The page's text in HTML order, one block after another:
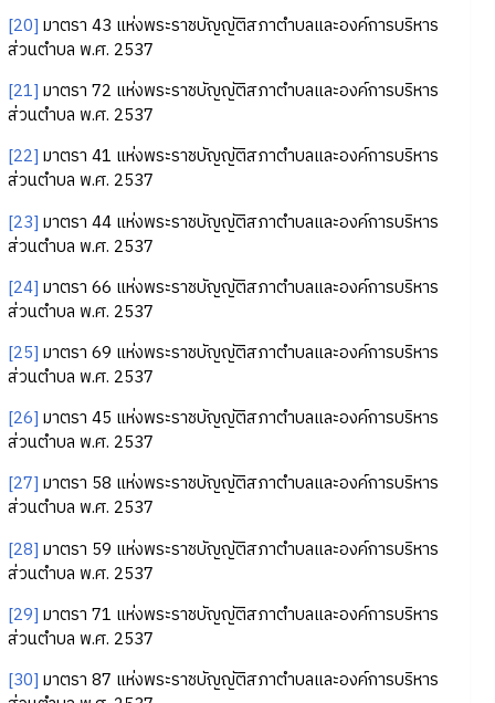
[20] มาตรา 43 แห่งพระราชบัญญัติสภาตำบลและองค์การบริหาร
ส่วนตำบล พ.ศ. 2537
[21] มาตรา 72 แห่งพระราชบัญญัติสภาตำบลและองค์การบริหาร
ส่วนตำบล พ.ศ. 2537
[22] มาตรา 41 แห่งพระราชบัญญัติสภาตำบลและองค์การบริหาร
ส่วนตำบล พ.ศ. 2537
[23] มาตรา 44 แห่งพระราชบัญญัติสภาตำบลและองค์การบริหาร
ส่วนตำบล พ.ศ. 2537
[24] มาตรา 66 แห่งพระราชบัญญัติสภาตำบลและองค์การบริหาร
ส่วนตำบล พ.ศ. 2537
[25] มาตรา 69 แห่งพระราชบัญญัติสภาตำบลและองค์การบริหาร
ส่วนตำบล พ.ศ. 2537
[26] มาตรา 45 แห่งพระราชบัญญัติสภาตำบลและองค์การบริหาร
ส่วนตำบล พ.ศ. 2537
[27] มาตรา 58 แห่งพระราชบัญญัติสภาตำบลและองค์การบริหาร
ส่วนตำบล พ.ศ. 2537
[28] มาตรา 59 แห่งพระราชบัญญัติสภาตำบลและองค์การบริหาร
ส่วนตำบล พ.ศ. 2537
[29] มาตรา 71 แห่งพระราชบัญญัติสภาตำบลและองค์การบริหาร
ส่วนตำบล พ.ศ. 2537
[30] มาตรา 87 แห่งพระราชบัญญัติสภาตำบลและองค์การบริหาร